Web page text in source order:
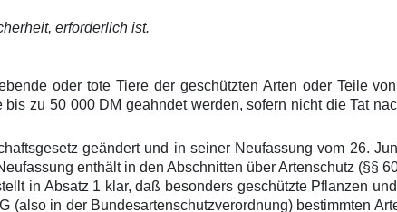
erforderlich ist.
oder tote Tiere der geschützten Arten oder Teile
zu 50 000 DM geahndet werden, sofern nicht die Tat
geändert und in seiner Neufassung vom 26.
enthält in den Abschnitten über Artenschutz (§§
in Absatz 1 klar, daß besonders geschützte Pflanzen
in der Bundesartenschutzverordnung) bestimmten